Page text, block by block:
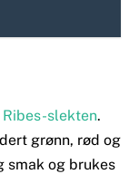
slekten.
grønn, rød og
og brukes